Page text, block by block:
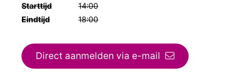
Starttijd
14:00
Eindtijd
18:00
Direct aanmelden via e-mail